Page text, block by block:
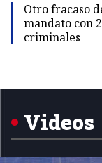
Otro fracaso
mandato con
criminales
Videos